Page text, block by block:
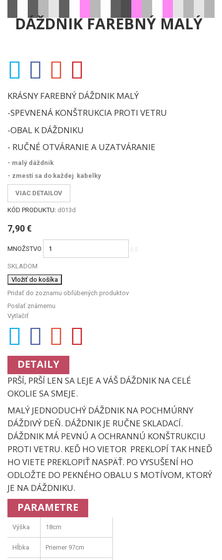
DÁŽDNIK FAREBNÝ MALÝ
KRÁSNY FAREBNÝ DÁŽDNIK MALÝ
-SPEVNENÁ KONŠTRUKCIA PROTI VETRU
-OBAL K DÁŽDNIKU
- RUČNÉ OTVÁRANIE A UZATVÁRANIE
- malý dáždnik
- zmestí sa do každej kabelky
VIAC DETAILOV
KÓD PRODUKTU: d013d
7,90 €
MNOŽSTVO
SKLADOM
Vložiť do košíka
Pridať do zoznamu obľúbených produktov
Poslať známemu
Vytlačiť
DETAILY
PRŠÍ, PRŠÍ LEN SA LEJE A VÁŠ DÁŽDNIK NA CELÉ
OKOLIE SA SMEJE.
MALÝ JEDNODUCHÝ DÁŽDNIK NA POCHMÚRNY
DÁŽDIVÝ DEŇ. DÁŽDNIK JE RUČNE SKLADACÍ.
DÁŽDNIK MÁ PEVNÚ A OCHRANNÚ KONŠTRUKCIU
PROTI VETRU. KEĎ HO VIETOR PREKLOPÍ TAK HNEĎ
HO VIETE PREKLOPIŤ NASPÄŤ. PO VYSUŠENÍ HO
ODLOŽTE DO PEKNÉHO OBALU S MOTÍVOM, KTORÝ
JE NA DÁŽDNIKU.
PARAMETRE
Výška 18cm
Hĺbka Priemer 97cm